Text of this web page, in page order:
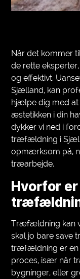
Når det kommer
de rette
og effektivt.
Sjælland, kan
hjælpe dig med at
æstetikken i din
dykker vi ned i
træfældning i
opmærksom på,
træarbejde.
Hvorfor
Træfældning kan
skal jo bare save
træfældning er en
proces, især når
bygninger, eller